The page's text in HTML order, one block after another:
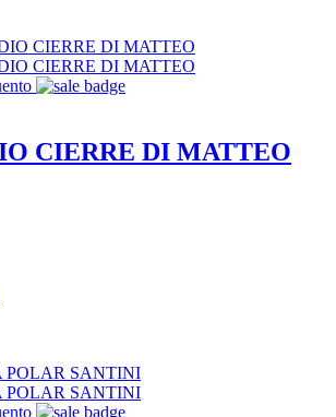
CIERRE DI MATTEO